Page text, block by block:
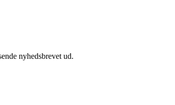
nyhedsbrevet ud.